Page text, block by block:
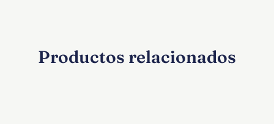
Productos relacionados